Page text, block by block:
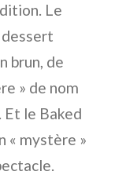
Le
brun, de
» de nom
le Baked
« mystère »